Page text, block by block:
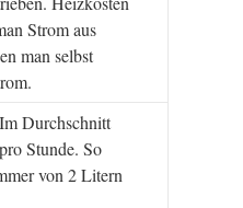
Strom aus
man selbst
Durchschnitt
Stunde. So
von 2 Litern